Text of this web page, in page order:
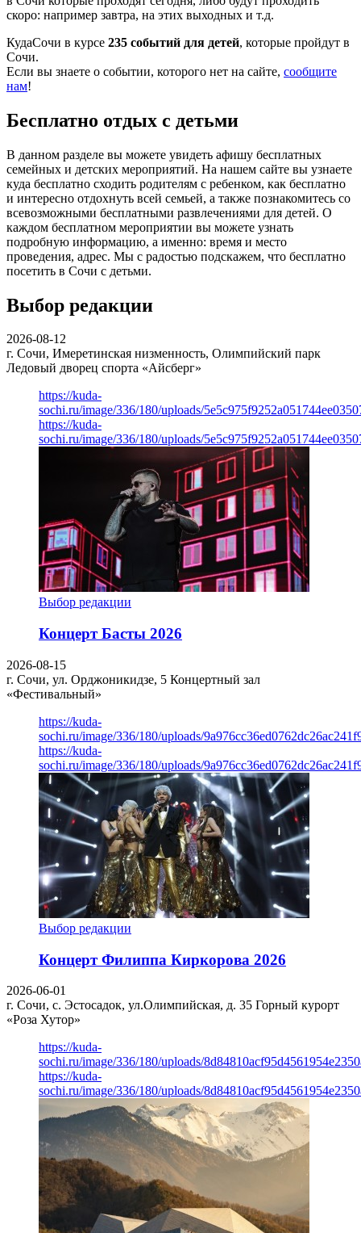
скоро: например завтра, на этих выходных и т.д.
КудаСочи в курсе 235 событий для детей, которые пройдут в
Сочи.
Если вы знаете о событии, которого нет на сайте, сообщите
нам!
Бесплатно отдых с детьми
В данном разделе вы можете увидеть афишу бесплатных
семейных и детских мероприятий. На нашем сайте вы узнаете
куда бесплатно сходить родителям с ребенком, как бесплатно
и интересно отдохнуть всей семьей, а также познакомитесь со
всевозможными бесплатными развлечениями для детей. О
каждом бесплатном мероприятии вы можете узнать
подробную информацию, а именно: время и место
проведения, адрес. Мы с радостью подскажем, что бесплатно
посетить в Сочи с детьми.
Выбор редакции
2026-08-12
г. Сочи, Имеретинская низменность, Олимпийский парк
Ледовый дворец спорта «Айсберг»
https://kuda-
sochi.ru/image/336/180/uploads/
https://kuda-
sochi.ru/image/336/180/uploads/
Выбор редакции
Концерт Басты 2026
2026-08-15
г. Сочи, ул. Орджоникидзе, 5 Концертный зал
«Фестивальный»
https://kuda-
sochi.ru/image/336/180/uploads/
https://kuda-
sochi.ru/image/336/180/uploads/
Выбор редакции
Концерт Филиппа Киркорова 2026
2026-06-01
г. Сочи, с. Эстосадок, ул.Олимпийская, д. 35 Горный курорт
«Роза Хутор»
https://kuda-
sochi.ru/image/336/180/uploads/
https://kuda-
sochi.ru/image/336/180/uploads/